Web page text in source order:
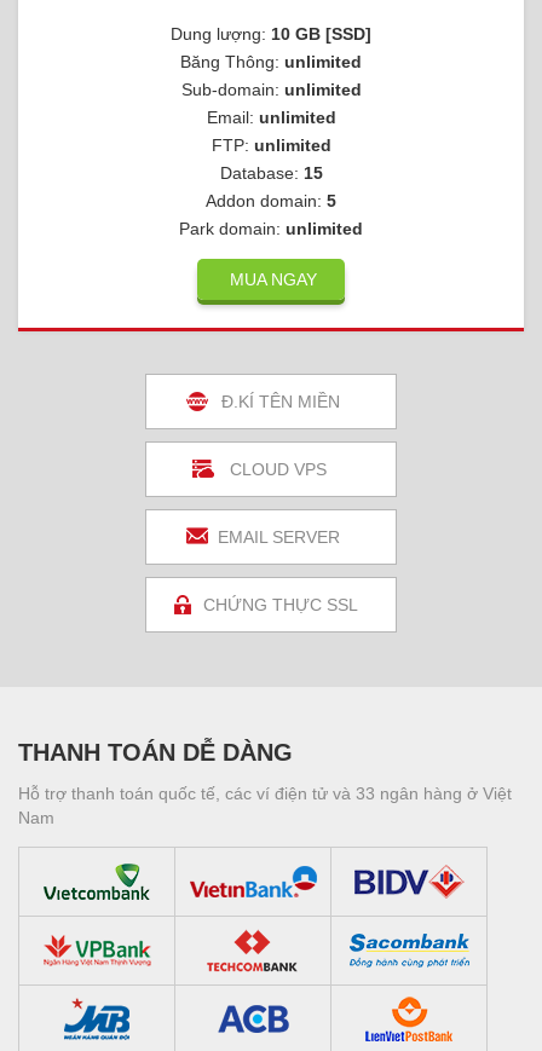
Dung lượng: 10 GB [SSD]
Băng Thông: unlimited
Sub-domain: unlimited
Email: unlimited
FTP: unlimited
Database: 15
Addon domain: 5
Park domain: unlimited
MUA NGAY
Đ.KÍ TÊN MIỀN
CLOUD VPS
EMAIL SERVER
CHỨNG THỰC SSL
THANH TOÁN DỄ DÀNG
Hỗ trợ thanh toán quốc tế, các ví điện tử và 33 ngân hàng ở Việt
Nam